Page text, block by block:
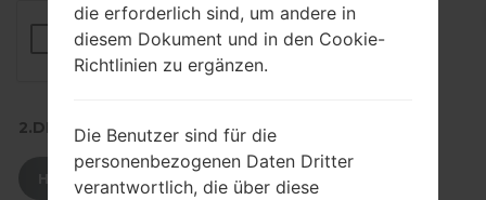
2.DRÜCKEN SIE ZUM HERUNTERLADEN
HERUNTERLADEN
die erforderlich sind, um andere in
diesem Dokument und in den Cookie-
Richtlinien zu ergänzen.
Die Benutzer sind für die
personenbezogenen Daten Dritter
verantwortlich, die über diese